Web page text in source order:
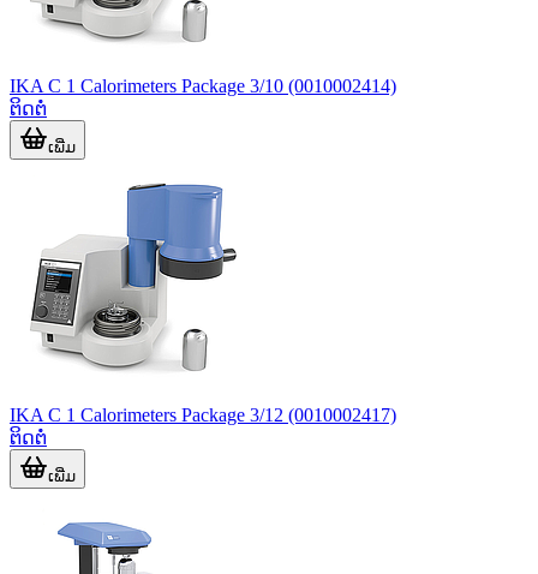
IKA C 1 Calorimeters Package 3/10 (0010002414)
ຕິດຕໍ່
ເພີ່ມ
IKA C 1 Calorimeters Package 3/12 (0010002417)
ຕິດຕໍ່
ເພີ່ມ